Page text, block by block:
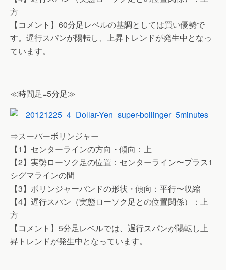
方
【コメント】60分足レベルの基調としては買い優勢で
す。遅行スパンが陽転し、上昇トレンドが発生中となっ
ています。
≪時間足=5分足≫
⇒スーパーボリンジャー
【1】センターラインの方向・傾向：上
【2】実勢ローソク足の位置：センターライン〜プラス1
シグマラインの間
【3】ボリンジャーバンドの形状・傾向：平行〜収縮
【4】遅行スパン（実態ローソク足との位置関係）：上
方
【コメント】5分足レベルでは、遅行スパンが陽転し上
昇トレンドが発生中となっています。